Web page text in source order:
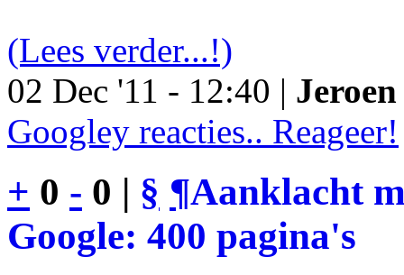
(Lees verder...!)
02 Dec '11 - 12:40 |
Googley reacties.. Reageer!
+ 0 - 0 | § ¶Aanklacht
Google: 400 pagina's